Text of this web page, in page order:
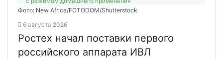
Фото: New Africa/FOTODOM/Shutterstock
6 августа 2026
Ростех начал поставки первого
российского аппарата ИВЛ